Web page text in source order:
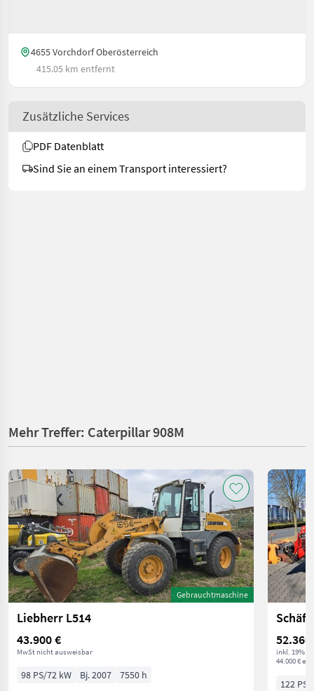
4655 Vorchdorf Oberösterreich
415.05 km entfernt
Zusätzliche Services
PDF Datenblatt
Sind Sie an einem Transport interessiert?
Mehr Treffer: Caterpillar 908M
Gebrauchtmaschine
Liebherr L514
43.900 €
MwSt nicht ausweisbar
98 PS/72 kW Bj. 2007 7550 h
52.360
inkl. 19%
44.000 €
122 PS/